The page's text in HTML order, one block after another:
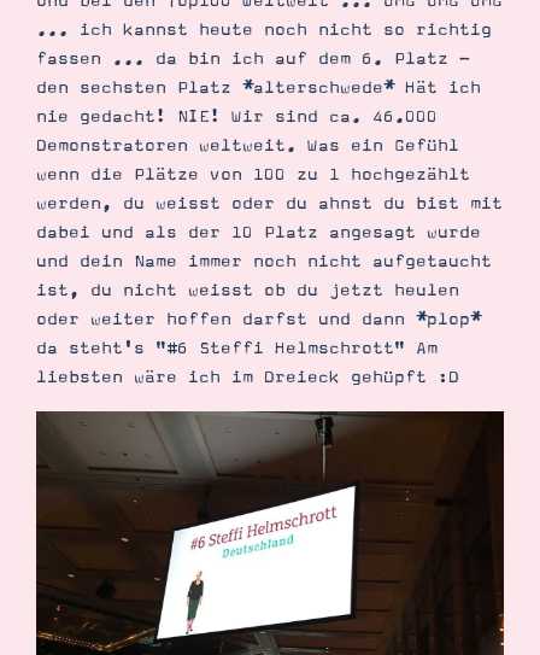
... ich kannst heute noch nicht so richtig
fassen ... da bin ich auf dem 6. Platz -
den sechsten Platz *alterschwede* Hät ich
nie gedacht! NIE! Wir sind ca. 46.000
Demonstratoren weltweit. Was ein Gefühl
wenn die Plätze von 100 zu 1 hochgezählt
werden, du weisst oder du ahnst du bist mit
dabei und als der 10 Platz angesagt wurde
und dein Name immer noch nicht aufgetaucht
ist, du nicht weisst ob du jetzt heulen
oder weiter hoffen darfst und dann *plop*
da steht's "#6 Steffi Helmschrott" Am
liebsten wäre ich im Dreieck gehüpft :D